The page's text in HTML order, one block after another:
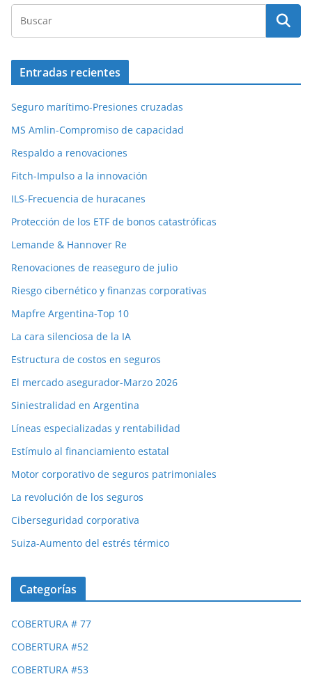
Entradas recientes
Seguro marítimo-Presiones cruzadas
MS Amlin-Compromiso de capacidad
Respaldo a renovaciones
Fitch-Impulso a la innovación
ILS-Frecuencia de huracanes
Protección de los ETF de bonos catastróficas
Lemande & Hannover Re
Renovaciones de reaseguro de julio
Riesgo cibernético y finanzas corporativas
Mapfre Argentina-Top 10
La cara silenciosa de la IA
Estructura de costos en seguros
El mercado asegurador-Marzo 2026
Siniestralidad en Argentina
Líneas especializadas y rentabilidad
Estímulo al financiamiento estatal
Motor corporativo de seguros patrimoniales
La revolución de los seguros
Ciberseguridad corporativa
Suiza-Aumento del estrés térmico
Categorías
COBERTURA # 77
COBERTURA #52
COBERTURA #53